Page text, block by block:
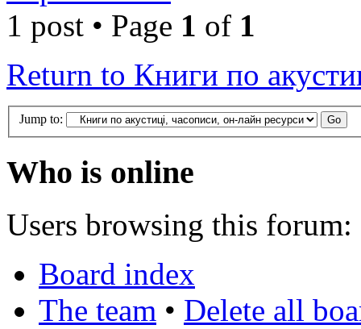
1 post • Page 1 of 1
Return to Книги по
Jump to:
Who is online
Users browsing this forum:
Board index
The team • Delete all